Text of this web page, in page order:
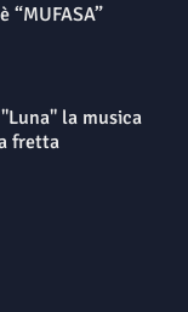
“MUFASA”
la musica
fretta